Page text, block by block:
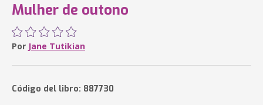
Mulher de outono
Por Jane Tutikian
Código del libro: 887730